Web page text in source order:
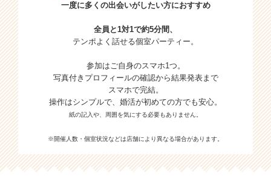
一度に多くの出会いがしたい方におすすめ
全員と1対1で約5分間、
テンポよく話せる個室パーティー。
参加はご自身のスマホ1つ。
写真付きプロフィールの確認から結果発表まで
スマホで完結。
操作はシンプルで、婚活が初めての方でも安心。
紙の記入や、周囲を気にする必要もありません。
※開催人数・個室状況などは店舗により異なる場合があります。